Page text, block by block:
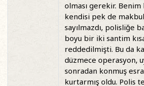
olması gerekir.
kendisi pek de
sayılmazdı, polisliğe
boyu bir iki santim
reddedilmişti. Bu da
düzmece operasyon,
sonradan konmuş
kurtarmış oldu. Polis